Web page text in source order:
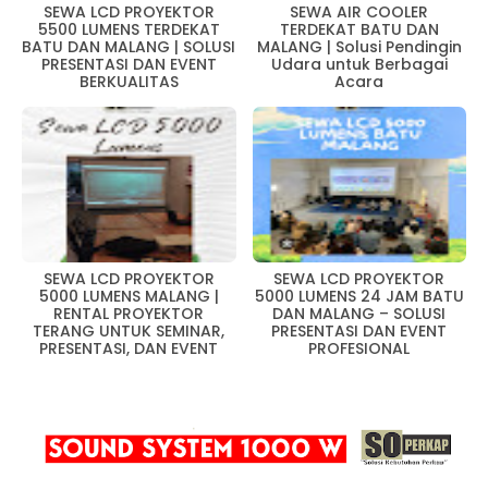
SEWA LCD PROYEKTOR
5500 LUMENS TERDEKAT
BATU DAN MALANG | SOLUSI
PRESENTASI DAN EVENT
BERKUALITAS
SEWA AIR COOLER
TERDEKAT BATU DAN
MALANG | Solusi Pendingin
Udara untuk Berbagai
Acara
SEWA LCD PROYEKTOR
5000 LUMENS MALANG |
RENTAL PROYEKTOR
TERANG UNTUK SEMINAR,
PRESENTASI, DAN EVENT
SEWA LCD PROYEKTOR
5000 LUMENS 24 JAM BATU
DAN MALANG – SOLUSI
PRESENTASI DAN EVENT
PROFESIONAL